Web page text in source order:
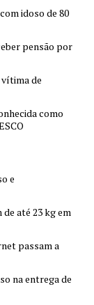
idoso de 80
pensão por
de
como
e
até 23 kg em
passam a
na entrega de